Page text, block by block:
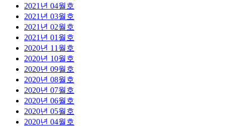
2021년 04월호
2021년 03월호
2021년 02월호
2021년 01월호
2020년 11월호
2020년 10월호
2020년 09월호
2020년 08월호
2020년 07월호
2020년 06월호
2020년 05월호
2020년 04월호